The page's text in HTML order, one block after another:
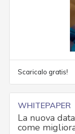
Scaricalo gratis!
WHITEPAPER
La nuova
come